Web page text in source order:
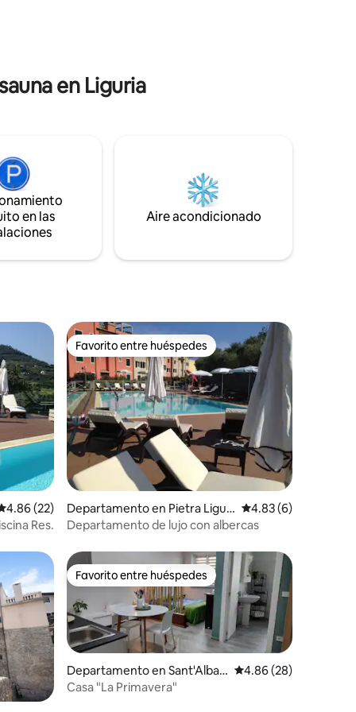
en Liguria
en las
Aire acondicionado
promedio: 4.86 de 5; 22 evaluaciones
4.86 (22)
Res.
Favorito entre huéspedes
Favorito entre huéspedes
Departamento en Pietra Ligur
e
Calificación
4.83 (6)
Departamento de lujo con albercas
Favorito entre huéspedes
Favorito entre huéspedes
Departamento en Sant'Alban
o Stura
Calificación
4.86 (28)
Casa "La Primavera"